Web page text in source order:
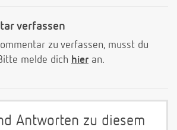
verfassen
zu verfassen, musst du
melde dich hier an.
Antworten zu diesem